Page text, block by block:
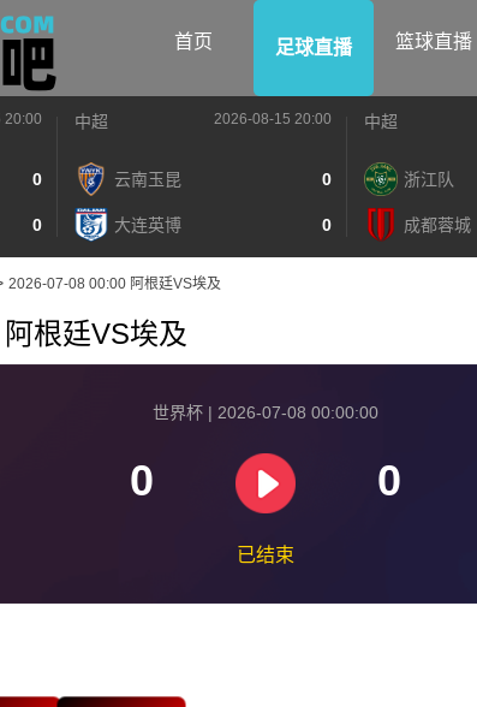
首页 足球直播 篮球直播
20:00
0
0
中超 2026-08-15 20:00
云南玉昆 0
大连英博 0
中超
浙江队
成都蓉城
2026-07-08 00:00 阿根廷VS埃及
根廷VS埃及
世界杯 | 2026-07-08 00:00:00
0 0
已结束